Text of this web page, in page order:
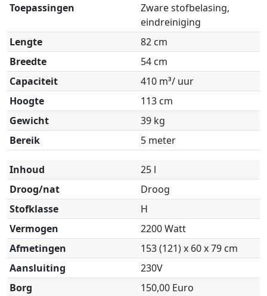
Toepassingen
Zware stofbelasing,
eindreiniging
Lengte
82 cm
Breedte
54 cm
Capaciteit
410 m³/ uur
Hoogte
113 cm
Gewicht
39 kg
Bereik
5 meter
Inhoud
25 l
Droog/nat
Droog
Stofklasse
H
Vermogen
2200 Watt
Afmetingen
153 (121) x 60 x 79 cm
Aansluiting
230V
Borg
150,00 Euro